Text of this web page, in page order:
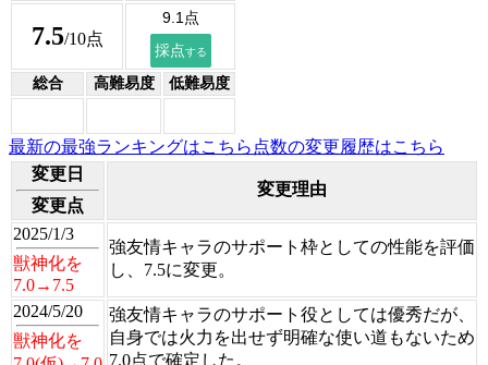
7.5/10点
総合 高難易度 低難易度
最新の最強ランキングはこちら 点数の変更履歴はこちら
変更日
変更点
変更理由
2025/1/3
獣神化を
7.0→7.5
強友情キャラのサポート枠としての性能を評価
し、7.5に変更。
2024/5/20
獣神化を
強友情キャラのサポート役としては優秀だが、
自身では火力を出せず明確な使い道もないため
7.0点で確定した。